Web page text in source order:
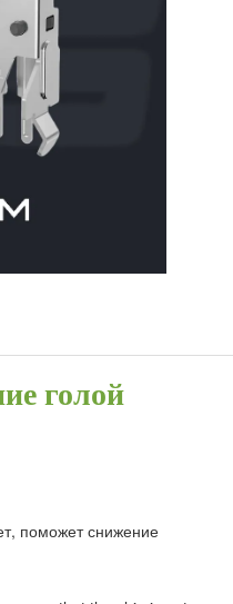
голой
поможет снижение